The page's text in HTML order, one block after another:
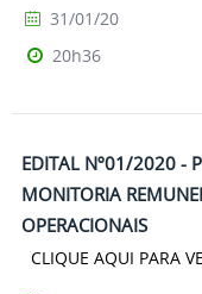
31/01/20
20h36
EDITAL Nº01/2020 -
MONITORIA
OPERACIONAIS
CLIQUE AQUI PARA